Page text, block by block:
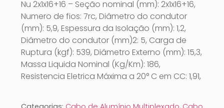
Nu 2x1x16+16 – Seção nominal (mm): 2x1x16+16,
Numero de fios: 7rc, Diâmetro do condutor
(mm): 5,9, Espessura da Isolação (mm): 1,2,
Diâmetro do condutor (mm)2: 5, Carga de
Ruptura (kgf): 539, Diâmetro Externo (mm): 15,3,
Massa Liquida Nominal (Kg/Km): 186,
Resistencia Eletrica Máxima a 20° C em CC: 1,91,